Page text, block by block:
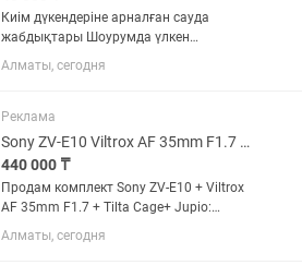
Киім дүкендеріне арналған сауда
жабдықтары Шоурумда үлкен
ассортимент. Көптеген тауарларды
тапсырыспен жасаймыз. Өндіріс
материалдармен жұмыс істейміз.
Төлем түрлері:...
Алматы, сегодня
Реклама
Sony ZV-E10 Viltrox AF 35mm F1.7 Tilta Cage Jupio зарядное устройство
440 000 ₸
Продам комплект Sony ZV-E10 + Viltrox
AF 35mm F1.7 + Tilta Cage+ Jupio:
зарядное устройство USB на 2
аккумулятора + 2 аккумулятора
Алматы, сегодня